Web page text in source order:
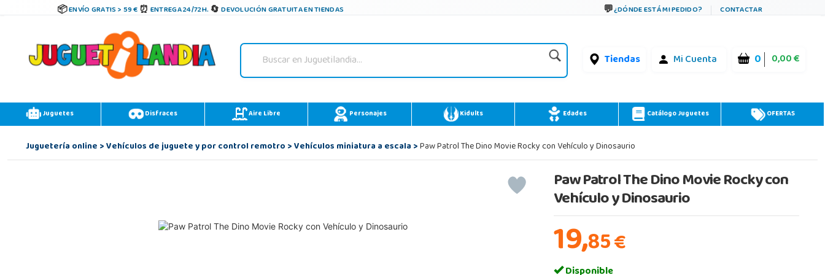
ENVÍO GRATIS > 59 € ENTREGA 24/72H. DEVOLUCIÓN GRATUITA EN TIENDAS ¿DÓNDE ESTÁ MI PEDIDO? CONTACTAR
Tiendas Mi Cuenta 0 0,00 €
Juguetes Disfraces Aire Libre Personajes Kidults Edades Catálogo Juguetes OFERTAS
Juguetería online>Vehículos de juguete y por control remotro>Vehículos miniatura a escala>Paw Patrol The Dino Movie Rocky con Vehículo y Dinosaurio
Paw Patrol The Dino Movie Rocky con
Vehículo y Dinosaurio
19,85€